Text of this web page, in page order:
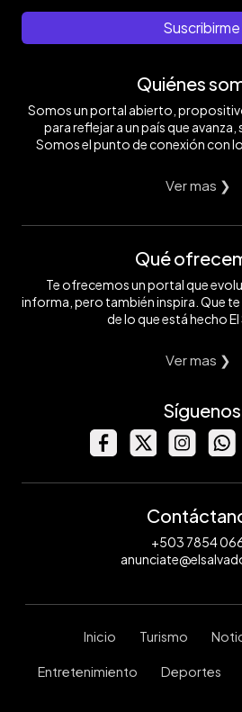
Suscribirme
Quiénes
Somos un portal abierto,
para reflejar a un país que avanza,
Somos el punto de conexión con
Ver mas ❯
Qué
Te ofrecemos un portal que
informa, pero también inspira. Que
de lo que está hecho El
Ver mas ❯
Síguenos
+503 7854
Inicio Turismo
Entretenimiento Deportes